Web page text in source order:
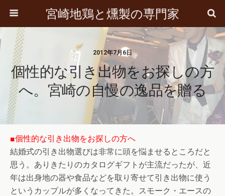
宮崎地鶏と燻製の専門家
2012年7月6日
個性的な引き出物をお探しの方
へ。宮崎の自慢の逸品を贈る
■個性的な引き出物をお探しの方へ
結婚式の引き出物選びは非常に頭を悩ませるところだと
思う。ありきたりのカタログギフトが主流だったが、近
年は出身地の器や食品などを取り寄せて引き出物に使う
というカップルが多くなってきた。スモーク・エースの